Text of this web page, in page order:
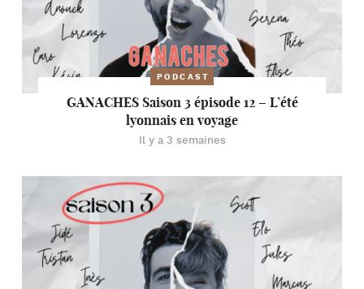
PODCAST
GANACHES Saison 3 épisode 12 – L’été
lyonnais en voyage
Il y a 3 semaines